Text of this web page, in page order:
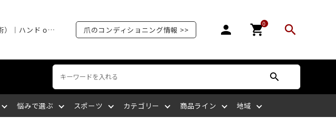
アスリートネイルケア 古賀亜里沙（出張施術）｜ハンド or フット｜60分 爪のコンディショニング情報 >> person 0
shopping_cart search
search
悩みで選ぶ スポーツ カテゴリー 商品ライン 地域